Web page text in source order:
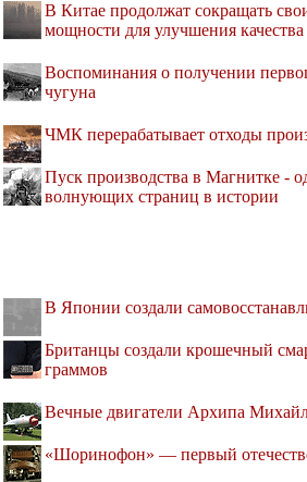
В Китае продолжат сокращать
мощности для улучшения качества
Воспоминания о получении
чугуна
ЧМК перерабатывает отходы
Пуск производства в Магнитке -
волнующих страниц в истории
В Японии создали
Британцы создали крошечный
граммов
Вечные двигатели Архипа
«Шоринофон» — первый